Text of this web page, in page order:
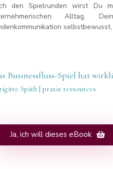
den Spielrunden wirst Du
Alltag,
Businessfluss-Spiel hat
Späth | praxis ressources
Ja, ich will dieses eBook